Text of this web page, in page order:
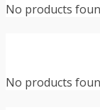
No products
No products